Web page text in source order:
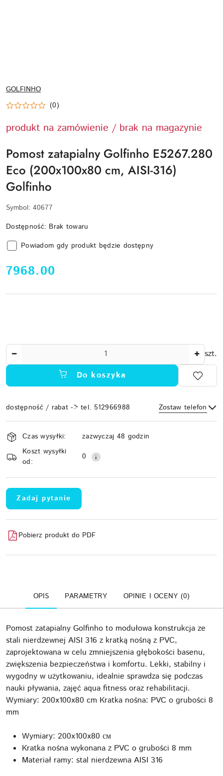
NAZWA
PRODUCENTA:
GOLFINHO
(0)
produkt na zamówienie / brak na magazynie
Pomost zatapialny Golfinho E5267.280
Eco (200x100x80 cm, AISI-316)
Golfinho
Symbol: 40677
Dostępność: Brak towaru
Powiadom gdy produkt będzie dostępny
cena:
7968.00
szt.
Do koszyka
dostępność / rabat -> tel. 512966988 Zostaw telefon
Wyślij
Dostępność
i
dostawa
Czas wysyłki:
zazwyczaj 48 godzin
Koszt wysyłki
od:
0
Zadaj pytanie
Pobierz produkt do PDF
OPIS PARAMETRY OPINIE I OCENY (0)
Pomost zatapialny Golfinho to modułowa konstrukcja ze
stali nierdzewnej AISI 316 z kratką nośną z PVC,
zaprojektowana w celu zmniejszenia głębokości basenu,
zwiększenia bezpieczeństwa i komfortu. Lekki, stabilny i
wygodny w użytkowaniu, idealnie sprawdza się podczas
nauki pływania, zajęć aqua fitness oraz rehabilitacji.
Wymiary: 200x100x80 cm Kratka nośna: PVC o grubości 8
mm
Wymiary: 200x100x80 см
Kratka nośna wykonana z PVC o grubości 8 mm
Materiał ramy: stal nierdzewna AISI 316